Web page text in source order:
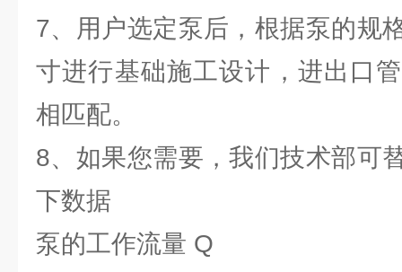
7、用户选定泵后，根据泵的规
寸进行基础施工设计，进出口
相匹配。
8、如果您需要，我们技术部可
下数据
泵的工作流量 Q